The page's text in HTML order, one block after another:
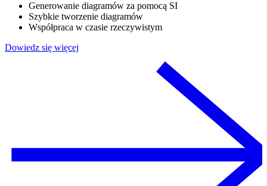
Generowanie diagramów za pomocą SI
Szybkie tworzenie diagramów
Współpraca w czasie rzeczywistym
Dowiedz się więcej